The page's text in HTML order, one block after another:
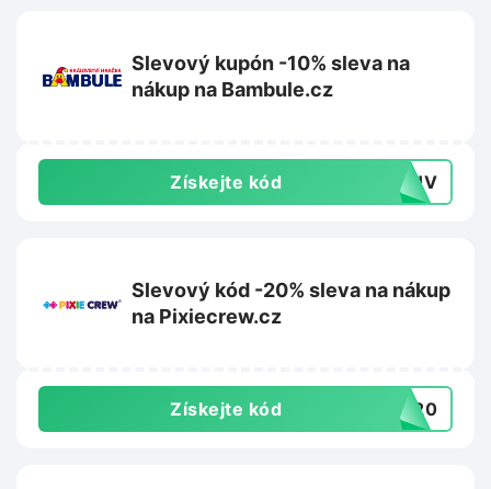
Slevový kupón -10% sleva na
nákup na Bambule.cz
Získejte kód N2HV
Slevový kód -20% sleva na nákup
na Pixiecrew.cz
Získejte kód LE20